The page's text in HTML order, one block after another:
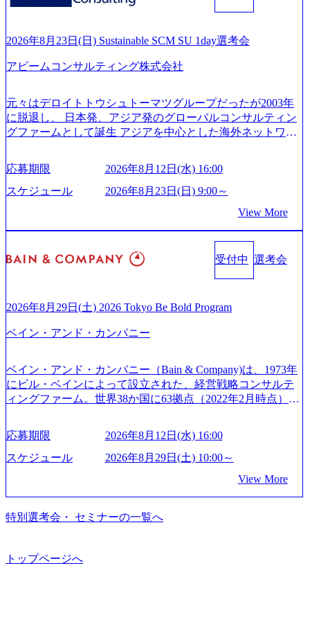
200x666.webp 年間100億円規模の投資の元、10以上もの新規
能 社内転職が活発であり、多様なスキルを1社で身に着ける
ことが可能 事業開発・運用を内包かする「オールインハウ
ス」型の組織体。社内スカウトや社内公募制度を用いて主
165942_70f09968-1b27-43e6-b849-1cd107c4f488_1200x698.web
p ## 働き方／WLB／待遇 内装8億円超のかっこいいオフィ
スがあり、 働き甲斐のあるランキング、新卒注目ランキン
ため事業創造の自由度が高く、赤字事業でも投資して長期
的な成長を若手に任せられる環境 対面でのコミュニケーシ
ョンメリットを重視するため出社勤務。1日の労働時間平均
ア組織） 2026年8月22日(土) 10:00～最長16:00 2026年8月10
日(月) 16:00 ※応募者が定員を上回る場合は、厳正なる審査
の上参加者を決定させていただきます。ご了承ください。
● 当日の流れ 受付 → 会社説明会 → 面接(会社説明会終了
後、随時ご案内) ※全てリモートにて実施します。 ※参加
通常の選考フローと異なり、事前に適性検査をご受検いた
ションサーチになります。 ご経験やスキル、そして適性や
きます。 ※本求人はレバテック株式会社の雇用となりま
す。 ※案件によっては客先に出向いての作業も発生しま
す。 ＜ITコンサルタント＞ Webアプリケーション、SaaS系
模基幹システムにおける最上流のPoC(概念実証)支援から構
想策定、開発マネジメント支援までを一気通貫で担当して
います。 生成AIなどの最新技術とシステムを活用し、顧客
の業務革新と効率化の実現に貢献します。 ＜PL/PM＞ 顧客
の要望を深くヒアリングし、企画構想からアジャイル開発
による開発支援までを一気通貫で推進していただきます。
プロジェクト提案・推進の中核として、企画・要件定義か
流での現状分析、顧客ヒアリング、戦略策定、技術選定、
社「ARISE analytics」を設立し、人工知能とデータアナリテ
ジタル人材育成の支援も盛んに行う 採用資料 (https://www.ac
2/Accenture-Recruiting-Brochure.pdf#zoom=50) 女性の活躍につ
rs/corporate/document/women-brochure.pdf#zoom=50) 社員発信
のキャリアブログ (https://www.accenture.com/jp-ja/blogs/japan-
careers-blog) 江川社長が語る「105点経営」 (https://business.ni
kkei.com/atcl/gen/19/00604/021600008/) 規模拡大で成功する理
6218) 大手広告代理店出身者などマーケティングのトップ人
材が集結するワケ (https://markezine.jp/article/detail/45446) エン
ジニアからコンサルタントへ。会社に入って、何が変わっ
た？ (https://www.businessinsider.jp/post-288838) プラダ：ラグ
nture.com/jp-ja/case-studies/song/prada-luxury-product-customizati
on) 大正製薬：ITカーブアウト支援 (https://www.accenture.co
m/jp-ja/case-studies/consulting/taisho-pharmaceutical)（ストラテ
ジー & コンサルティング） ソフトバンク：初のオンライン
s://www.accenture.com/jp-ja/case-studies/communications-media/so
する「保安ネット」を構築。省庁DXの先進事例を実現 (http
ry-safety-network)（公共サービス） カルビー：SAP HANAの
導入で基幹システムを刷新 (https://www.accenture.com/jp-ja/ca
se-studies/consumer-goods-services/calbee)（消費財・サービ
る 日本では2.3万人以上の従業員を擁しており(会計系BIG4
を上回る規模感)、営業利益率も約15％と驚異的な数字とな
を遂げていることから、今後も高い成長が見込まれる 多く
の技術者を抱えており、アビームコンサルティングに続い
て日本国内2番目にSAP認定コンサルタント制度の有資格者
数が多く、特にIT領域に強みを持つ グローバルのポジショ
ーケットプレイス」が存在し、本ツールを活用で上司の引
2026年8月23日(日) Sustainable SCM SU 1day選考会
アビームコンサルティング株式会社
元々はデロイトトウシュトーマツグループだったが2003年
に脱退し、 日本発、アジア発のグローバルコンサルティン
グファームとして誕生 アジアを中心とした海外ネットワー
供している日系最大級の総合コンサルティングファーム
『Build Beyond As One ®.』をブランドメッセージに掲げ、
企業や組織の変革を通じて社会や産業の課題を解決し、未
確実な実現と社会的価値及び経済的価値の追求にも貢献 NE
Cとの戦略的資本提携も実現して、現在はNECのグループ会
シングなどの専門知識と、豊富な経験を持つ約6,000名を超
えるプロフェッショナルを有する 金融、製造、流通、エネ
トとしている SAP領域においては日本市場No.1を誇り、全
定コンサルタント資格を取得している また、日本国内企業
資格も保有、さまざまな業界・業種でのプロジェクト実績
と蓄積されたノウハウを基に独自の方法論やテンプレート
を開発し、それらを活用してお客様に最適なSAPコンサル
ティングサービスを提供する https://storage.googleapis.com/our
96dc8f2-7d54-42b9-a7ae-8c532c52d3d8_1200x678.webp アビー
ムコンサルティング会社資料 (https://www.abeam.com/content/
dam/abeam/jp/ja/about/company/ABeamConsultingCompanyProfil
e_jpn_4.pdf) 『SAP AWARD OF EXCELLENCE 2024』にお
ルティング、社員の健康改善を支援 食事・睡眠など可視
w.businessinsider.jp/post-283587) アサヒグループホールディン
応募期限
2026年8月12日(水) 16:00
スケジュール
2026年8月23日(日) 9:00～
View More
受付中 選考会
2026年8月29日(土) 2026 Tokyo Be Bold Program
ベイン・アンド・カンパニー
ベイン・アンド・カンパニー（Bain & Company)は、1973年
にビル・ベインによって設立された、経営戦略コンサルテ
ィングファーム。世界38か国に63拠点（2022年2月時点）、
アントにお届けするのは単なるレポートではなく、『結
果』である。」この原則のもと、ベインは1973年に創業さ
れた。クライアントが不確かな未来の中、競争に勝てるよ
に、提言を具体的な行動に落とし込んでいる。 徹底した
「結果主義」を標榜。クライアントのフルポテンシャル実
現を目標に、具体的に目に見える成果を出すことを信条と
（真北）という言葉がよくつかわれる。針が少し東に傾い
応募期限
2026年8月12日(水) 16:00
スケジュール
2026年8月29日(土) 10:00～
View More
特別選考会・ セミナーの一覧へ
トップページへ